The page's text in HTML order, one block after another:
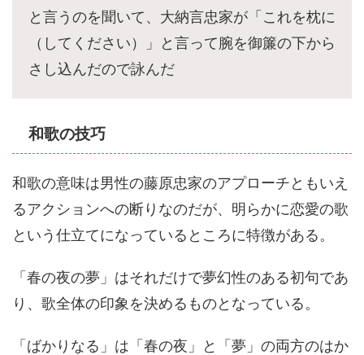
と言うのを聞いて、大納言忠家が「これを枕に
（してください）」と言って腕を御簾の下から
さし込んだので詠んだ
和歌の技巧
和歌の意味は男性の藤原忠家のアプローチともいえ
るアクションへの断りなのだが、明らかに恋愛の歌
という仕立てになっているところに特徴がある。
「春の夜の夢」はそれだけで夢幻性のある初句であ
り、歌全体の印象を決めるものとなっている。
「ばかりなる」は「春の夜」と「夢」の両方のはか